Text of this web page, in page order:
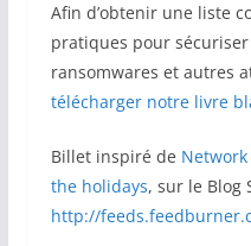
Afin d’obtenir une liste
pratiques pour
ransomwares et autres
télécharger notre livre
Billet inspiré de
the holidays, sur le Blog
http://